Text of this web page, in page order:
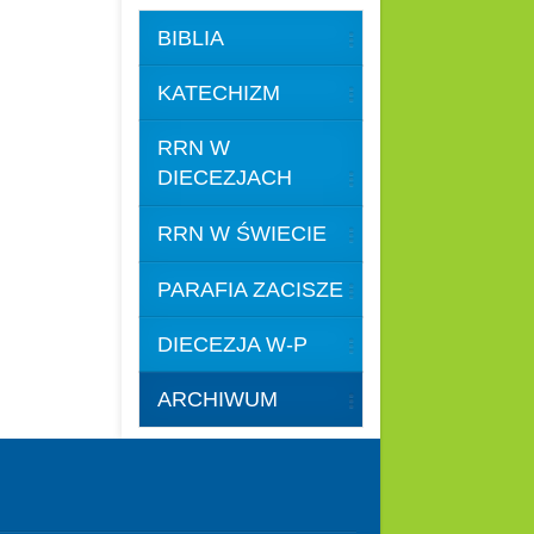
BIBLIA
KATECHIZM
RRN W
DIECEZJACH
RRN W ŚWIECIE
PARAFIA ZACISZE
DIECEZJA W-P
ARCHIWUM